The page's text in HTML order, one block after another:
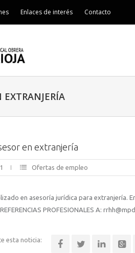
Enlaces de interés Contacto
EXTRANJERÍA
en extranjería
Ofertas de empleo
en asesoría jurídica para extranjería.
PROFESIONALES A:
esta noticia: